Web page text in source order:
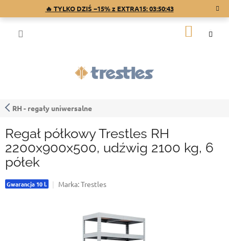
🔥 TYLKO DZIŚ −15% z EXTRA15:03:50:42
RH - regały uniwersalne
Regał półkowy Trestles RH
2200x900x500, udźwig 2100 kg, 6
półek
Gwarancja 10 l. Marka:Trestles